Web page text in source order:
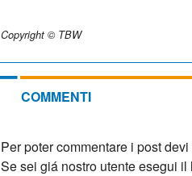
Copyright © TBW
COMMENTI
Per poter commentare i post
Se sei giá nostro utente esegui